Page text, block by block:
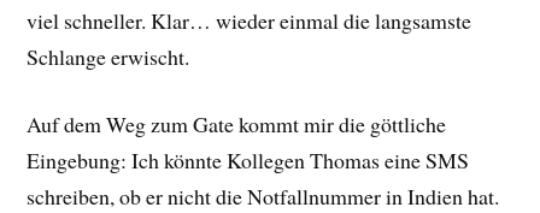
viel schneller. Klar… wieder einmal die langsamste
Schlange erwischt.
Auf dem Weg zum Gate kommt mir die göttliche
Eingebung: Ich könnte Kollegen Thomas eine SMS
schreiben, ob er nicht die Notfallnummer in Indien hat.